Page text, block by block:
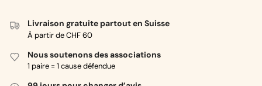
Livraison gratuite partout en Suisse
À partir de CHF 60
Nous soutenons des associations
1 paire = 1 cause défendue